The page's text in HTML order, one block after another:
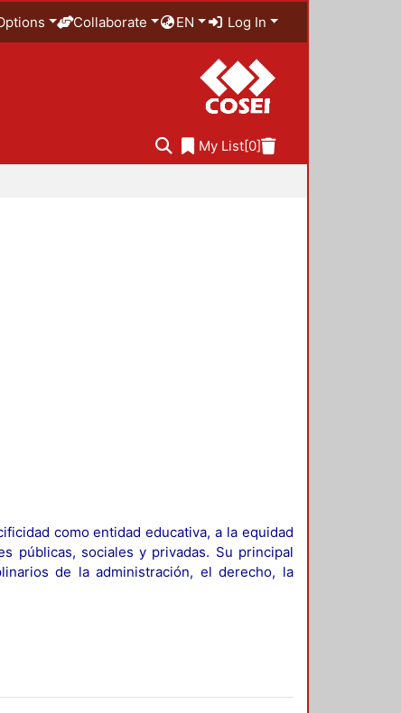
Collaborate EN Log In
My List[0]
como entidad educativa, a la equidad
públicas, sociales y privadas. Su principal
de la administración, el derecho, la